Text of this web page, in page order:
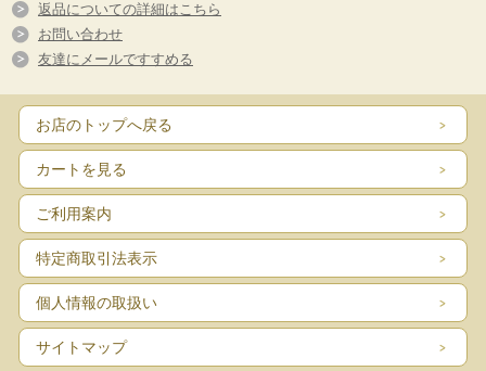
返品についての詳細はこちら
お問い合わせ
友達にメールですすめる
お店のトップへ戻る
カートを見る
ご利用案内
特定商取引法表示
個人情報の取扱い
サイトマップ